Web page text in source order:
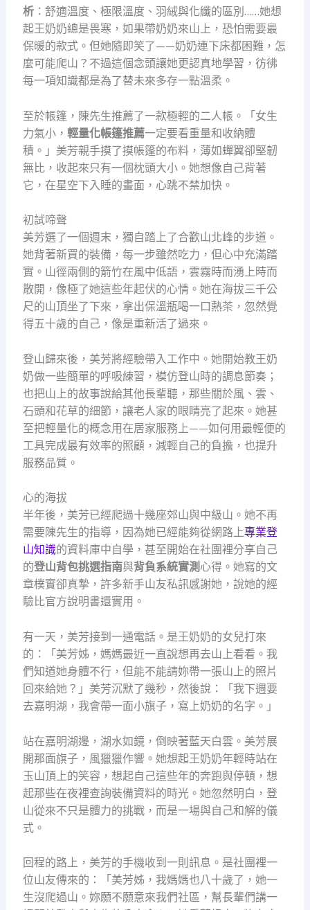
析：舒適溫度、極限溫度、羽絨與化纖的區別……她想
起王奶奶總是畏寒，如果帶奶奶來山上，恐怕需要最
保暖的款式。但她隨即笑了——奶奶連下床都困難，怎
麼可能爬山？不過這個念頭讓她更認真地學習，彷彿
每一項知識都是為了替未來多存一點溫柔。
至於帳篷，陳先生推薦了一款極輕的二人帳。「女生
力氣小， 輕量化帳篷推薦一定要看重量和收納體
積。」美芳親手摸了摸帳篷的布料，薄如蟬翼卻堅韌
無比，收起來只有一個枕頭大小。她想像自己背著
它，在星空下入睡的畫面，心跳不禁加快。
初試啼聲
美芳選了一個週末，獨自踏上了合歡山北峰的步道。
她背著新買的裝備，每一步雖然吃力，但心中充滿踏
實。山徑兩側的箭竹在風中低語，雲霧時而湧上時而
散開，像極了她這些年起伏的心情。她在海拔三千公
尺的山頂坐了下來，拿出保溫瓶喝一口熱茶，忽然覺
得五十歲的自己，像是重新活了過來。
登山歸來後，美芳將經驗帶入工作中。她開始教王奶
奶做一些簡單的呼吸練習，模仿登山時的調息節奏；
也把山上的故事說給其他長輩聽，那些關於風、雲、
石頭和花草的細節，讓老人家的眼睛亮了起來。她甚
至把輕量化的概念用在居家服務上——如何用最輕便的
工具完成最有效率的照顧，減輕自己的負擔，也提升
服務品質。
心的海拔
半年後，美芳已經爬過十幾座郊山與中級山。她不再
需要陳先生的指導，因為她已經能夠從網路上專業登
山知識的資料庫中自學，甚至開始在社團裡分享自己
的登山背包挑選指南與背負系統實測 心得。她寫的文
章樸實卻真摯，許多新手山友私訊感謝她，說她的經
驗比官方說明書還實用。
有一天，美芳接到一通電話。是王奶奶的女兒打來
的：「美芳姊，媽媽最近一直說想再去山上看看。我
們知道她身體不行，但能不能請妳帶一張山上的照片
回來給她？」美芳沉默了幾秒，然後說：「我下週要
去嘉明湖，我會帶一面小旗子，寫上奶奶的名字。」
站在嘉明湖邊，湖水如鏡，倒映著藍天白雲。美芳展
開那面旗子，風獵獵作響。她想起王奶奶年輕時站在
玉山頂上的笑容，想起自己這些年的奔跑與停頓，想
起那些在夜裡查詢裝備資料的時光。她忽然明白，登
山從來不只是體力的挑戰，而是一場與自己和解的儀
式。
回程的路上，美芳的手機收到一則訊息。是社團裡一
位山友傳來的：「美芳姊，我媽媽也八十歲了，她一
生沒爬過山。妳願不願意來我們社區，幫長輩們講一